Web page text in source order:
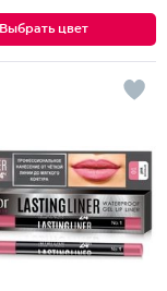
Выбрать цвет